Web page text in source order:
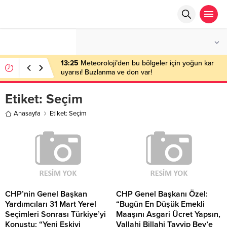
13:25 Meteoroloji’den bu bölgeler için yoğun kar
uyarısı! Buzlanma ve don var!
Etiket: Seçim
Anasayfa Etiket: Seçim
CHP’nin Genel Başkan
Yardımcıları 31 Mart Yerel
Seçimleri Sonrası Türkiye’yi
Konuştu: “Yeni Eskiyi
CHP Genel Başkanı Özel:
“Bugün En Düşük Emekli
Maaşını Asgari Ücret Yapsın,
Vallahi Billahi Tayyip Bey’e